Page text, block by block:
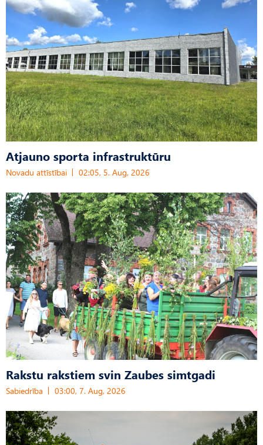
Atjauno sporta infrastruktūru
Novadu attīstībai 02:05, 5. Aug, 2026
Rakstu rakstiem svin Zaubes simtgadi
Sabiedrība 03:00, 7. Aug, 2026